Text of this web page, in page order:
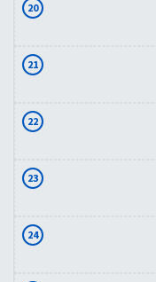
20
21
22
23
24